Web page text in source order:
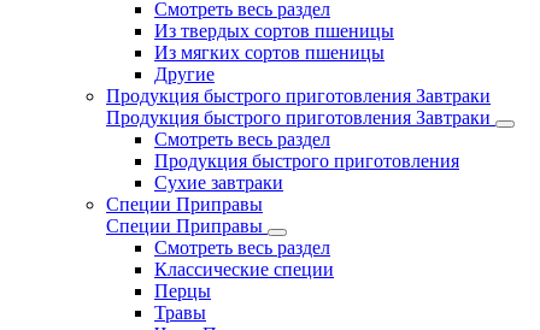
Смотреть весь раздел
Из твердых сортов пшеницы
Из мягких сортов пшеницы
Другие
Продукция быстрого приготовления Завтраки
Продукция быстрого приготовления Завтраки
Смотреть весь раздел
Продукция быстрого приготовления
Сухие завтраки
Специи Приправы
Специи Приправы
Смотреть весь раздел
Классические специи
Перцы
Травы